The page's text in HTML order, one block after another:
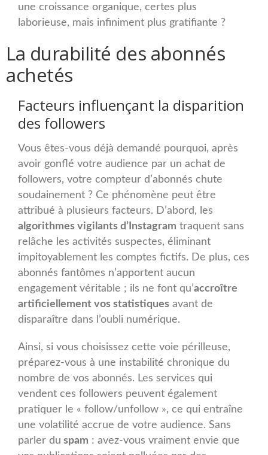
une croissance organique, certes plus
laborieuse, mais infiniment plus gratifiante ?
La durabilité des abonnés
achetés
Facteurs influençant la disparition
des followers
Vous êtes-vous déjà demandé pourquoi, après
avoir gonflé votre audience par un achat de
followers, votre compteur d’abonnés chute
soudainement ? Ce phénomène peut être
attribué à plusieurs facteurs. D’abord, les
algorithmes vigilants d’Instagram traquent sans
relâche les activités suspectes, éliminant
impitoyablement les comptes fictifs. De plus, ces
abonnés fantômes n’apportent aucun
engagement véritable ; ils ne font qu’accroître
artificiellement vos statistiques avant de
disparaître dans l’oubli numérique.
Ainsi, si vous choisissez cette voie périlleuse,
préparez-vous à une instabilité chronique du
nombre de vos abonnés. Les services qui
vendent ces followers peuvent également
pratiquer le « follow/unfollow », ce qui entraîne
une volatilité accrue de votre audience. Sans
parler du spam : avez-vous vraiment envie que